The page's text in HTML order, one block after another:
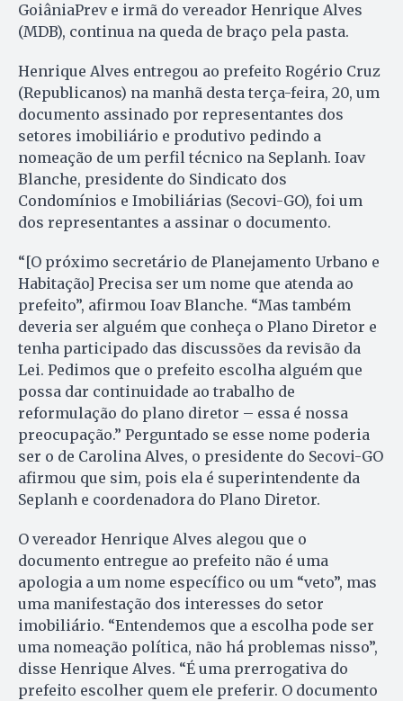
GoiâniaPrev e irmã do vereador Henrique Alves
(MDB), continua na queda de braço pela pasta.
Henrique Alves entregou ao prefeito Rogério Cruz
(Republicanos) na manhã desta terça-feira, 20, um
documento assinado por representantes dos
setores imobiliário e produtivo pedindo a
nomeação de um perfil técnico na Seplanh. Ioav
Blanche, presidente do Sindicato dos
Condomínios e Imobiliárias (Secovi-GO), foi um
dos representantes a assinar o documento.
“[O próximo secretário de Planejamento Urbano e
Habitação] Precisa ser um nome que atenda ao
prefeito”, afirmou Ioav Blanche. “Mas também
deveria ser alguém que conheça o Plano Diretor e
tenha participado das discussões da revisão da
Lei. Pedimos que o prefeito escolha alguém que
possa dar continuidade ao trabalho de
reformulação do plano diretor – essa é nossa
preocupação.” Perguntado se esse nome poderia
ser o de Carolina Alves, o presidente do Secovi-GO
afirmou que sim, pois ela é superintendente da
Seplanh e coordenadora do Plano Diretor.
O vereador Henrique Alves alegou que o
documento entregue ao prefeito não é uma
apologia a um nome específico ou um “veto”, mas
uma manifestação dos interesses do setor
imobiliário. “Entendemos que a escolha pode ser
uma nomeação política, não há problemas nisso”,
disse Henrique Alves. “É uma prerrogativa do
prefeito escolher quem ele preferir. O documento